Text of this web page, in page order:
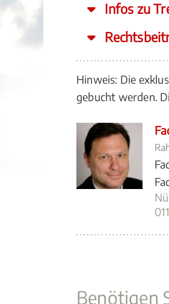
Infos zu
Hinweis: Die
gebucht werden.
Benötigen